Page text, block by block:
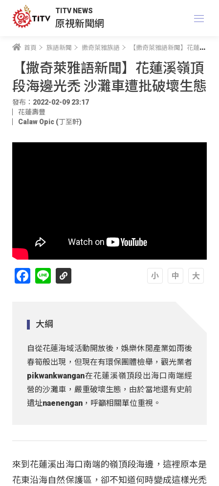
TITV NEWS
原視新聞網
首頁 族語新聞 撒奇萊雅族語 【撒奇萊雅語新聞】花蓮溪嶺頂段海邊光禿 沙灘車遭批破壞生態
【撒奇萊雅語新聞】花蓮溪嶺頂
段海邊光禿 沙灘車遭批破壞生態
發布：2022-02-09 23:17
花蓮壽豐
Calaw Opic (丁至軒)
Facebook
Line
大綱
自從花蓮海域活動開放後，娛樂休閒產業如雨後
春筍般出現，但現在有環保團體檢舉，觀光業者
pikwankwangan在花蓮溪嶺頂段出海口南端經
營的沙灘車，嚴重破壞生態，由於當地還有史前
遺址naenengan，呼籲相關單位重視。
來到花蓮溪出海口南端的嶺頂段海邊，這裡原本是
花東沿海自然保護區，卻不知道何時變成這樣光禿